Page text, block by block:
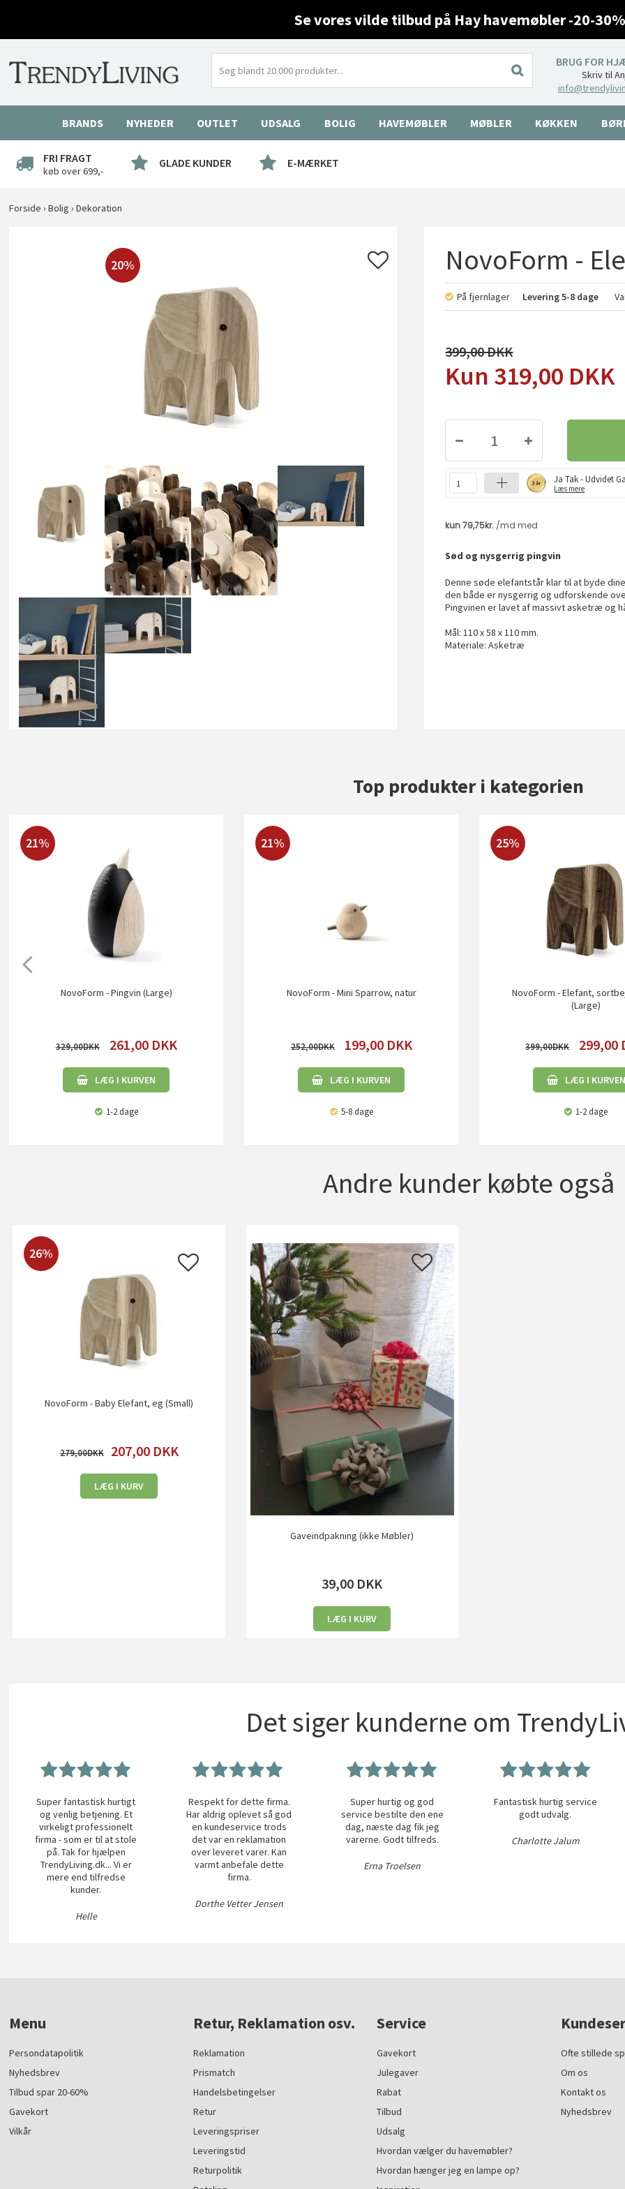
Se vores vilde tilbud på Hay havemøbler -20-
BRUG FOR
Skriv til
BRANDS NYHEDER OUTLET UDSALG BOLIG HAVEMØBLER MØBLER KØKKEN
FRI FRAGT
køb over 699,-
GLADE KUNDER E-MÆRKET
Forside ›Bolig ›Dekoration
20% NovoForm -
På fjernlager Levering5-8 dage
399,00
319,00 DKK
Ja Tak - Udvidet
Læs mere
Sød og nysgerrig pingvin
Denne søde elefantstår klar til at byde
den både er nysgerrig og udforskende
Pingvinen er lavet af massivt asketræ og
Mål: 110 x 58 x 110 mm.
Materiale: Asketræ
Top produkter i kategorien
21%
NovoForm - Pingvin (Large)
329,00 261,00 DKK
LÆG I KURVEN
1-2 dage
21%
NovoForm - Mini Sparrow, natur
252,00 199,00 DKK
LÆG I KURVEN
5-8 dage
25%
NovoForm - Elefant,
(Large)
399,00 299,00
LÆG I KURVEN
1-2 dage
Andre kunder købte også
26%
NovoForm - Baby Elefant, eg (Small)
279,00 207,00 DKK
LÆG I KURV
Gaveindpakning (ikke Møbler)
39,00 DKK
LÆG I KURV
Det siger kunderne om
Super fantastisk hurtigt
og venlig betjening. Et
virkeligt professionelt
firma - som er til at stole
på. Tak for hjælpen
TrendyLiving.dk... Vi er
mere end tilfredse
kunder.
Helle
Respekt for dette firma.
Har aldrig oplevet så god
en kundeservice trods
det var en reklamation
over leveret varer. Kan
varmt anbefale dette
firma.
Dorthe Vetter Jensen
Super hurtig og god
service bestilte den ene
dag, næste dag fik jeg
varerne. Godt tilfreds.
Erna Troelsen
Fantastisk hurtig service
godt udvalg.
Charlotte Jalum
Menu
Persondatapolitik
Nyhedsbrev
Tilbud spar 20-60%
Gavekort
Vilkår
Retur, Reklamation osv.
Reklamation
Prismatch
Handelsbetingelser
Retur
Leveringspriser
Leveringstid
Returpolitik
Service
Gavekort
Julegaver
Rabat
Tilbud
Udsalg
Hvordan vælger du havemøbler?
Hvordan hænger jeg en lampe op?
Ofte stillede
Om os
Kontakt os
Nyhedsbrev